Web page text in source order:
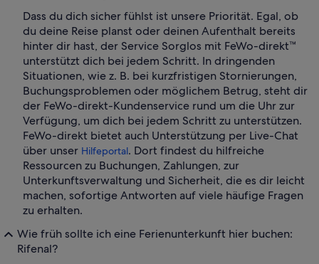
Dass du dich sicher fühlst ist unsere Priorität. Egal, ob
du deine Reise planst oder deinen Aufenthalt bereits
hinter dir hast, der Service Sorglos mit FeWo-direkt™
unterstützt dich bei jedem Schritt. In dringenden
Situationen, wie z. B. bei kurzfristigen Stornierungen,
Buchungsproblemen oder möglichem Betrug, steht dir
der FeWo-direkt-Kundenservice rund um die Uhr zur
Verfügung, um dich bei jedem Schritt zu unterstützen.
FeWo-direkt bietet auch Unterstützung per Live-Chat
über unser Hilfeportal. Dort findest du hilfreiche
Ressourcen zu Buchungen, Zahlungen, zur
Unterkunftsverwaltung und Sicherheit, die es dir leicht
machen, sofortige Antworten auf viele häufige Fragen
zu erhalten.
Wie früh sollte ich eine Ferienunterkunft hier buchen:
Rifenal?